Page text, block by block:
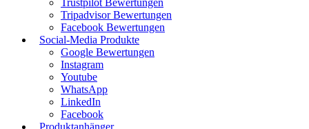
Trustpilot Bewertungen
Tripadvisor Bewertungen
Facebook Bewertungen
Social-Media Produkte
Google Bewertungen
Instagram
Youtube
WhatsApp
LinkedIn
Facebook
Produktanhänger